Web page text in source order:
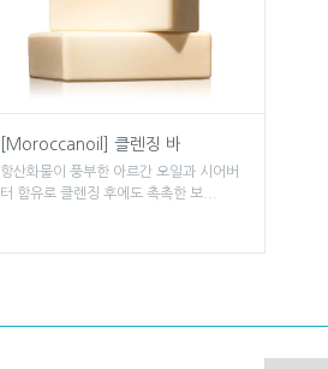
[Moroccanoil] 클렌징 바
항산화물이 풍부한 아르간 오일과 시어버
터 함유로 클렌징 후에도 촉촉한 보...